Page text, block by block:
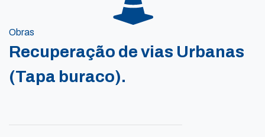
Obras
Recuperação de vias Urbanas
(Tapa buraco).